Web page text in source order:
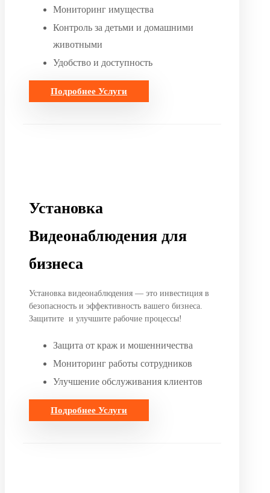
Мониторинг имущества
Контроль за детьми и домашними
животными
Удобство и доступность
Подробнее Услуги
Установка
Видеонаблюдения для
бизнеса
Установка видеонаблюдения — это инвестиция в
безопасность и эффективность вашего бизнеса.
Защитите и улучшите рабочие процессы!
Защита от краж и мошенничества
Мониторинг работы сотрудников
Улучшение обслуживания клиентов
Подробнее Услуги